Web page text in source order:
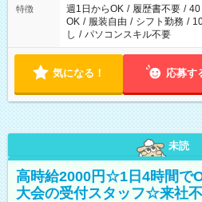
特徴 週1日からOK / 履歴書不要 / 40
OK / 服装自由 / シフト勤務 /
し / パソコンスキル不要
気になる！ 応募す
未読
高時給2000円☆1日4時間で
大会の受付スタッフ☆来社